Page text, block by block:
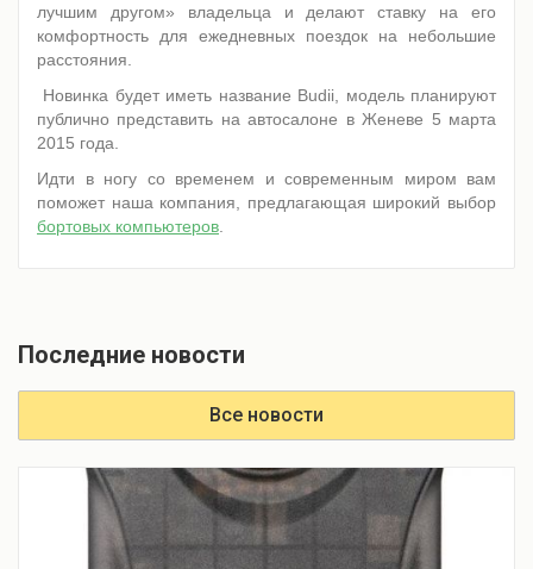
лучшим другом» владельца и делают ставку на его
комфортность для ежедневных поездок на небольшие
расстояния.
Новинка будет иметь название Budii, модель планируют
публично представить на автосалоне в Женеве 5 марта
2015 года.
Идти в ногу со временем и современным миром вам
поможет наша компания, предлагающая широкий выбор
бортовых компьютеров
Последние новости
Все новости